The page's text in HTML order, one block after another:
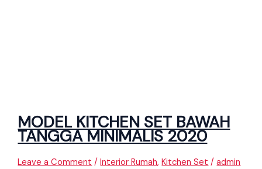
MODEL KITCHEN SET BAWAH
TANGGA MINIMALIS 2020
Leave a Comment /Interior Rumah,Kitchen Set /admin